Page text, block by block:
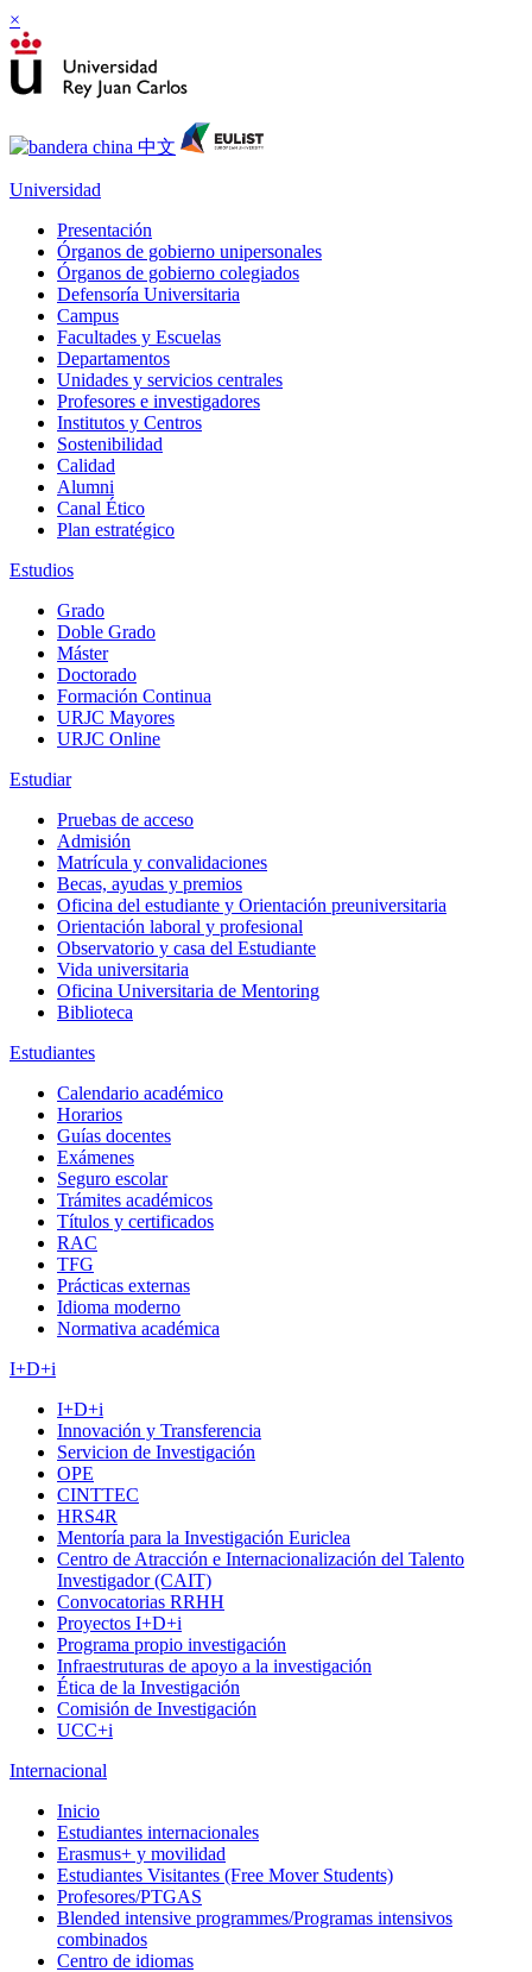
×
Universidad
Presentación
Órganos de gobierno unipersonales
Órganos de gobierno colegiados
Defensoría Universitaria
Campus
Facultades y Escuelas
Departamentos
Unidades y servicios centrales
Profesores e investigadores
Institutos y Centros
Sostenibilidad
Calidad
Alumni
Canal Ético
Plan estratégico
Estudios
Grado
Doble Grado
Máster
Doctorado
Formación Continua
URJC Mayores
URJC Online
Estudiar
Pruebas de acceso
Admisión
Matrícula y convalidaciones
Becas, ayudas y premios
Oficina del estudiante y Orientación preuniversitaria
Orientación laboral y profesional
Observatorio y casa del Estudiante
Vida universitaria
Oficina Universitaria de Mentoring
Biblioteca
Estudiantes
Calendario académico
Horarios
Guías docentes
Exámenes
Seguro escolar
Trámites académicos
Títulos y certificados
RAC
TFG
Prácticas externas
Idioma moderno
Normativa académica
I+D+i
I+D+i
Innovación y Transferencia
Servicion de Investigación
OPE
CINTTEC
HRS4R
Mentoría para la Investigación Euriclea
Centro de Atracción e Internacionalización del Talento
Investigador (CAIT)
Convocatorias RRHH
Proyectos I+D+i
Programa propio investigación
Infraestruturas de apoyo a la investigación
Ética de la Investigación
Comisión de Investigación
UCC+i
Internacional
Inicio
Estudiantes internacionales
Erasmus+ y movilidad
Estudiantes Visitantes (Free Mover Students)
Profesores/PTGAS
Blended intensive programmes/Programas intensivos
combinados
Centro de idiomas